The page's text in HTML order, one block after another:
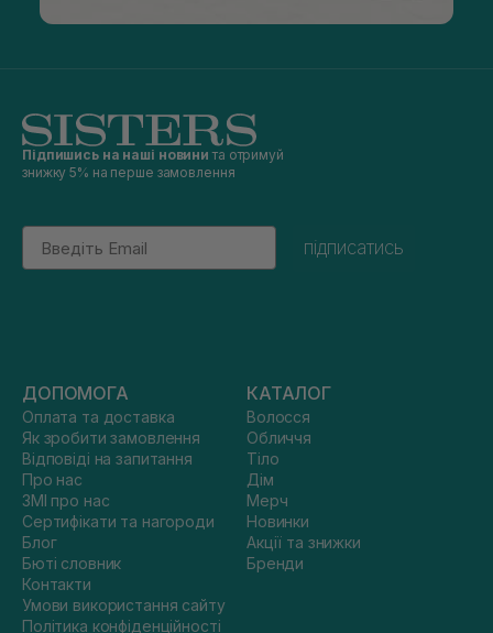
Підпишись на наші новини та отримуй
знижку 5% на перше замовлення
Email
підписатись
ДОПОМОГА
Оплата та доставка
Як зробити замовлення
Відповіді на запитання
Про нас
ЗМІ про нас
Сертифікати та нагороди
Блог
Бюті словник
Контакти
Умови використання сайту
Політика конфіденційності
КАТАЛОГ
Волосся
Обличчя
Тіло
Дім
Мерч
Новинки
Акції та знижки
Бренди